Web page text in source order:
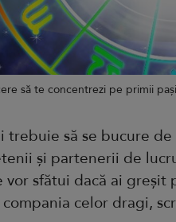
să te concentrezi pe primii
trebuie să se bucure
și partenerii de
vor sfătui dacă ai greșit
celor dragi,